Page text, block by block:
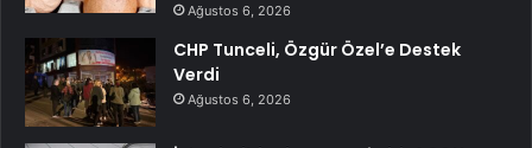
Ağustos 6, 2026
CHP Tunceli, Özgür Özel’e Destek
Verdi
Ağustos 6, 2026